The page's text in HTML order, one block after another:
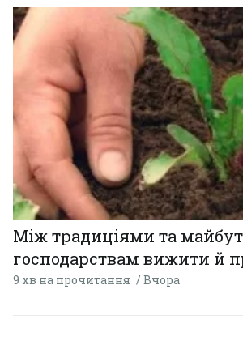
Між традиціями та
господарствам вижити й
9 хв на прочитання Вчора